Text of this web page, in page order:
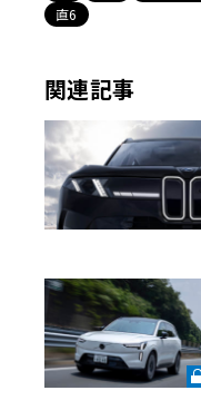
直6
関連記事